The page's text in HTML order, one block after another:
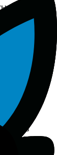
туындаған
кез